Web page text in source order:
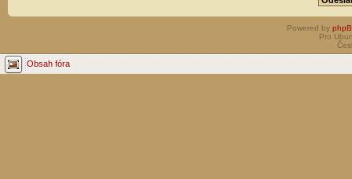
Powered by
Pro
Obsah fóra